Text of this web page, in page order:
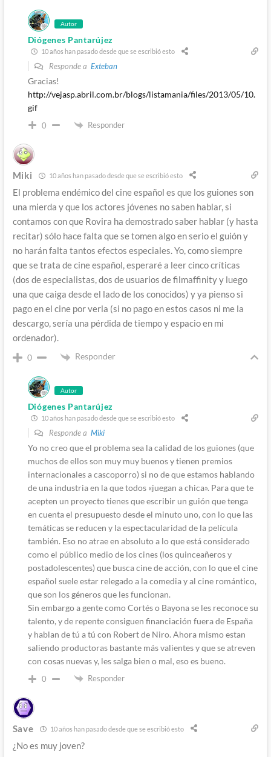
Autor
Diógenes Pantarújez
10 años han pasado desde que se escribió esto
Responde a Exteban
Gracias!
http://vejasp.abril.com.br/blogs/listamania/files/2013/05/10.
gif
0 Responder
Miki 10 años han pasado desde que se escribió esto
El problema endémico del cine español es que los guiones son
una mierda y que los actores jóvenes no saben hablar, si
contamos con que Rovira ha demostrado saber hablar (y hasta
recitar) sólo hace falta que se tomen algo en serio el guión y
no harán falta tantos efectos especiales. Yo, como siempre
que se trata de cine español, esperaré a leer cinco críticas
(dos de especialistas, dos de usuarios de filmaffinity y luego
una que caiga desde el lado de los conocidos) y ya pienso si
pago en el cine por verla (si no pago en estos casos ni me la
descargo, sería una pérdida de tiempo y espacio en mi
ordenador).
0 Responder
Autor
Diógenes Pantarújez
10 años han pasado desde que se escribió esto
Responde a Miki
Yo no creo que el problema sea la calidad de los guiones (que
muchos de ellos son muy muy buenos y tienen premios
internacionales a cascoporro) si no de que estamos hablando
de una industria en la que todos «juegan a chica». Para que te
acepten un proyecto tienes que escribir un guión que tenga
en cuenta el presupuesto desde el minuto uno, con lo que las
temáticas se reducen y la espectacularidad de la película
también. Eso no atrae en absoluto a lo que está considerado
como el público medio de los cines (los quinceañeros y
postadolescentes) que busca cine de acción, con lo que el cine
español suele estar relegado a la comedia y al cine romántico,
que son los géneros que les funcionan.
Sin embargo a gente como Cortés o Bayona se les reconoce su
talento, y de repente consiguen financiación fuera de España
y hablan de tú a tú con Robert de Niro. Ahora mismo estan
saliendo productoras bastante más valientes y que se atreven
con cosas nuevas y, les salga bien o mal, eso es bueno.
0 Responder
Save 10 años han pasado desde que se escribió esto
¿No es muy joven?